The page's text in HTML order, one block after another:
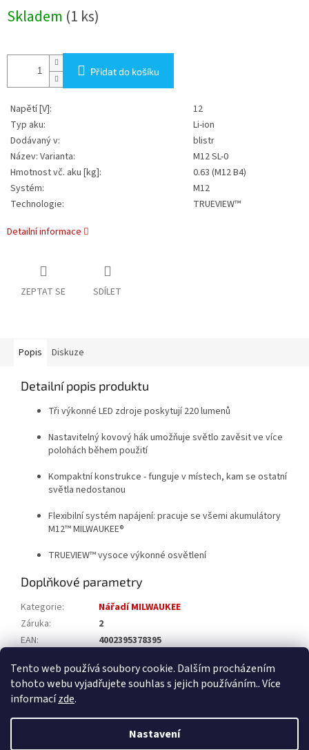
Tento web používá soubory cookie. Dalším procházením
tohoto webu vyjadřujete souhlas s jejich používáním.. Více
informacízde.
Nastavení
cena:
Skladem (1 ks)
Přidat do košíku
Napětí [V]:
12
Typ aku:
Li-ion
Dodávaný v:
blistr
Název: Varianta:
M12 SL-0
Hmotnost vč. aku [kg]:
0.63 (M12 B4)
Systém:
M12
Technologie:
TRUEVIEW™
Detailní informace
ZEPTAT SE SDÍLET
Popis Diskuze
Detailní popis produktu
Tři výkonné LED zdroje poskytují 220 lumenů
Nastavitelný kovový hák umožňuje světlo zavěsit ve více
polohách během použití
Kompaktní konstrukce - funguje v místech, kam se ostatní
světla nedostanou
Flexibilní systém napájení: pracuje se všemi akumulátory
M12™ MILWAUKEE®
TRUEVIEW™ vysoce výkonné osvětlení
Doplňkové parametry
Kategorie:
Nářadí MILWAUKEE
Záruka:
2
EAN:
4002395378395